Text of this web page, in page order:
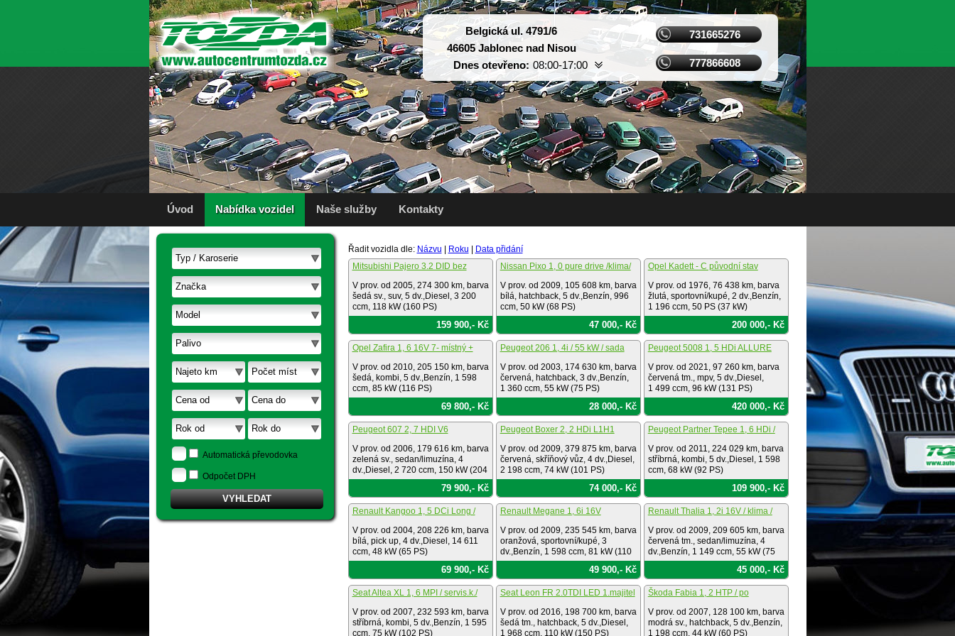
Belgická ul. 4791/6
46605 Jablonec nad Nisou
Dnes otevřeno: 08:00-17:00
Pondělí:
08:00-17:00
Úterý:
08:00-17:00
Středa:
08:00-17:00
Čtvrtek:
08:00-17:00
Pátek:
08:00-17:00
Sobota:
dle domluvy
Neděle:
dle domluvy
731665276
777866608
Úvod Nabídka vozidel Naše služby Kontakty
Automatická převodovka
Odpočet DPH
Řadit vozidla dle: Názvu Roku
Data přidání
Mitsubishi Pajero 3.2 DID bez
koroze
V prov. od 2005, 274 300 km, barva
šedá sv., suv, 5 dv.,Diesel, 3 200
ccm, 118 kW (160 PS)
159 900,- Kč
Nissan Pixo 1, 0 pure drive /klima/
servis
V prov. od 2009, 105 608 km, barva
bílá, hatchback, 5 dv.,Benzín, 996
ccm, 50 kW (68 PS)
47 000,- Kč
Opel Kadett - C původní stav
V prov. od 1976, 76 438 km, barva
žlutá, sportovní/kupé, 2 dv.,Benzín,
1 196 ccm, 50 PS (37 kW)
200 000,- Kč
Opel Zafira 1, 6 16V 7- místný +
pneu
V prov. od 2010, 205 150 km, barva
šedá, kombi, 5 dv.,Benzín, 1 598
ccm, 85 kW (116 PS)
69 800,- Kč
Peugeot 206 1, 4i / 55 kW / sada
pneu
V prov. od 2003, 174 630 km, barva
červená, hatchback, 3 dv.,Benzín,
1 360 ccm, 55 kW (75 PS)
28 000,- Kč
Peugeot 5008 1, 5 HDi ALLURE
PACK /1.maj./ČR
V prov. od 2021, 97 260 km, barva
červená tm., mpv, 5 dv.,Diesel,
1 499 ccm, 96 kW (131 PS)
420 000,- Kč
Peugeot 607 2, 7 HDI V6
V prov. od 2006, 179 616 km, barva
zelená sv., sedan/limuzína, 4
dv.,Diesel, 2 720 ccm, 150 kW (204
PS)
79 900,- Kč
Peugeot Boxer 2, 2 HDi L1H1
V prov. od 2009, 379 875 km, barva
červená, skříňový vůz, 4 dv.,Diesel,
2 198 ccm, 74 kW (101 PS)
74 000,- Kč
Peugeot Partner Tepee 1, 6 HDi /
servis.k. / pneu
V prov. od 2011, 224 029 km, barva
stříbrná, kombi, 5 dv.,Diesel, 1 598
ccm, 68 kW (92 PS)
109 900,- Kč
Renault Kangoo 1, 5 DCi Long /
plošina / boční
V prov. od 2004, 208 226 km, barva
bílá, pick up, 4 dv.,Diesel, 14 611
ccm, 48 kW (65 PS)
69 900,- Kč
Renault Megane 1, 6i 16V
V prov. od 2009, 235 545 km, barva
oranžová, sportovní/kupé, 3
dv.,Benzín, 1 598 ccm, 81 kW (110
PS)
49 900,- Kč
Renault Thalia 1, 2i 16V / klima /
V prov. od 2009, 209 605 km, barva
červená tm., sedan/limuzína, 4
dv.,Benzín, 1 149 ccm, 55 kW (75
PS)
45 000,- Kč
Seat Altea XL 1, 6 MPI / servis.k./
V prov. od 2007, 232 593 km, barva
stříbrná, kombi, 5 dv.,Benzín, 1 595
ccm, 75 kW (102 PS)
Seat Leon FR 2.0TDI LED 1.majitel
V prov. od 2016, 198 700 km, barva
šedá tm., hatchback, 5 dv.,Diesel,
1 968 ccm, 110 kW (150 PS)
Škoda Fabia 1, 2 HTP / po
rozvodech /
V prov. od 2007, 128 100 km, barva
modrá sv., hatchback, 5 dv.,Benzín,
1 198 ccm, 44 kW (60 PS)